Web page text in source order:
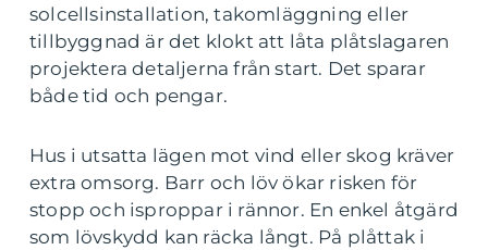
solcellsinstallation, takomläggning eller
tillbyggnad är det klokt att låta plåtslagaren
projektera detaljerna från start. Det sparar
både tid och pengar.
Hus i utsatta lägen mot vind eller skog kräver
extra omsorg. Barr och löv ökar risken för
stopp och isproppar i rännor. En enkel åtgärd
som lövskydd kan räcka långt. På plåttak i